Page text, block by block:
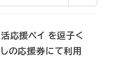
応援ペイ を逗子く
の応援券にて利用